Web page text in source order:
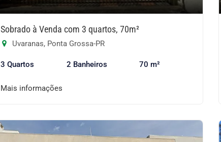
Sobrado à Venda com 3 quartos, 70m²
Uvaranas, Ponta Grossa-PR
3 Quartos 2 Banheiros 70 m²
Mais informações